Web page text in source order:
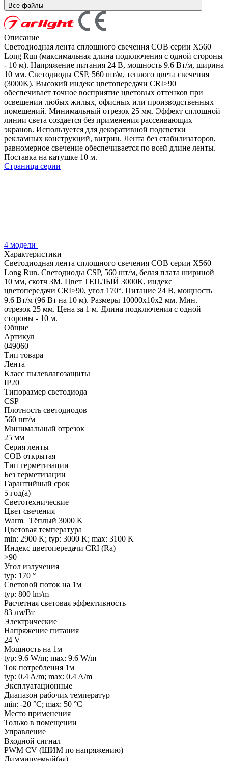
Все файлы
Описание
Светодиодная лента сплошного свечения COB серии X560
Long Run (максимальная длина подключения с одной стороны
- 10 м). Напряжение питания 24 В, мощность 9.6 Вт/м, ширина
10 мм. Светодиоды CSP, 560 шт/м, теплого цвета свечения
(3000K). Высокий индекс цветопередачи CRI>90
обеспечивает точное восприятие цветовых оттенков при
освещении любых жилых, офисных или производственных
помещений. Минимальный отрезок 25 мм. Эффект сплошной
линии света создается без применения рассеивающих
экранов. Используется для декоративной подсветки
рекламных конструкций, витрин. Лента без стабилизаторов,
равномерное свечение обеспечивается по всей длине ленты.
Поставка на катушке 10 м.
Страница серии
4 модели
Характеристики
Светодиодная лента сплошного свечения COB серии X560
Long Run. Светодиоды CSP, 560 шт/м, белая плата шириной
10 мм, скотч 3M. Цвет ТЕПЛЫЙ 3000K, индекс
цветопередачи CRI>90, угол 170°. Питание 24 В, мощность
9.6 Вт/м (96 Вт на 10 м). Размеры 10000х10х2 мм. Мин.
отрезок 25 мм. Цена за 1 м. Длина подключения с одной
стороны - 10 м.
Общие
Артикул
049060
Тип товара
Лента
Класс пылевлагозащиты
IP20
Типоразмер светодиода
CSP
Плотность светодиодов
560 шт/м
Минимальный отрезок
25 мм
Серия ленты
COB открытая
Тип герметизации
Без герметизации
Гарантийный срок
5 год(а)
Светотехнические
Цвет свечения
Warm | Тёплый 3000 K
Цветовая температура
min: 2900 K; typ: 3000 K; max: 3100 K
Индекс цветопередачи CRI (Ra)
>90
Угол излучения
typ: 170 °
Световой поток на 1м
typ: 800 lm/m
Расчетная световая эффективность
83 лм/Вт
Электрические
Напряжение питания
24 V
Мощность на 1м
typ: 9.6 W/m; max: 9.6 W/m
Ток потребления 1м
typ: 0.4 A/m; max: 0.4 A/m
Эксплуатационные
Диапазон рабочих температур
min: -20 °C; max: 50 °C
Место применения
Только в помещении
Управление
Входной сигнал
PWM СV (ШИМ по напряжению)
Диммируемый(ая)